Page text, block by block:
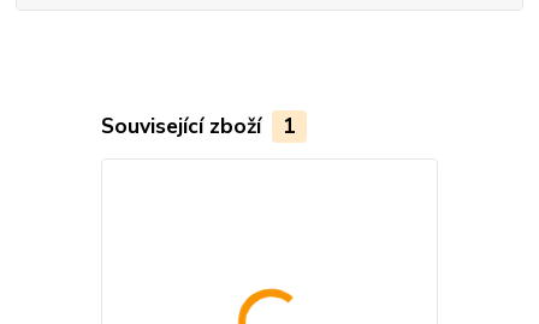
Související zboží 1